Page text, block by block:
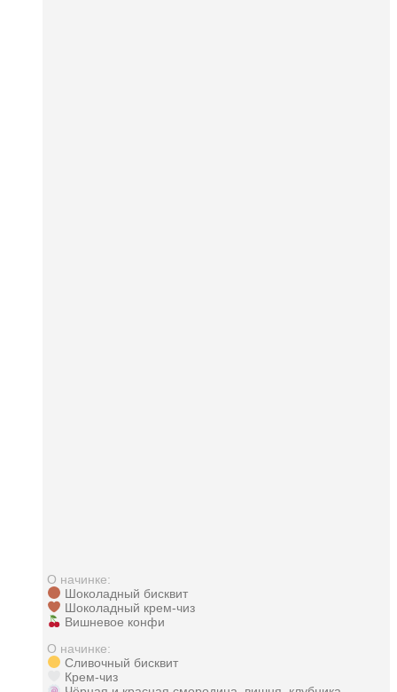
О начинке:
Шоколадный бисквит
Шоколадный крем-чиз
Вишневое конфи
О начинке:
Сливочный бисквит
Крем-чиз